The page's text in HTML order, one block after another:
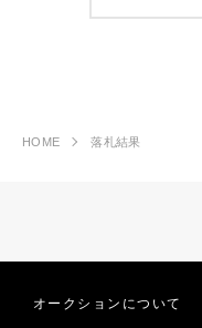
HOME 落札結果
オークションについて